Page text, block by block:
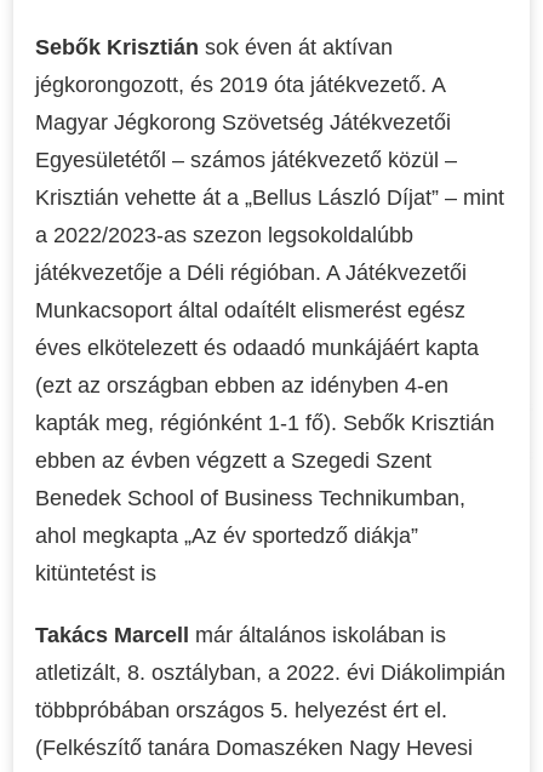
Sebők Krisztián sok éven át aktívan
jégkorongozott, és 2019 óta játékvezető. A
Magyar Jégkorong Szövetség Játékvezetői
Egyesületétől – számos játékvezető közül –
Krisztián vehette át a „Bellus László Díjat” – mint
a 2022/2023-as szezon legsokoldalúbb
játékvezetője a Déli régióban. A Játékvezetői
Munkacsoport által odaítélt elismerést egész
éves elkötelezett és odaadó munkájáért kapta
(ezt az országban ebben az idényben 4-en
kapták meg, régiónként 1-1 fő). Sebők Krisztián
ebben az évben végzett a Szegedi Szent
Benedek School of Business Technikumban,
ahol megkapta „Az év sportedző diákja”
kitüntetést is
Takács Marcell már általános iskolában is
atletizált, 8. osztályban, a 2022. évi Diákolimpián
többpróbában országos 5. helyezést ért el.
(Felkészítő tanára Domaszéken Nagy Hevesi